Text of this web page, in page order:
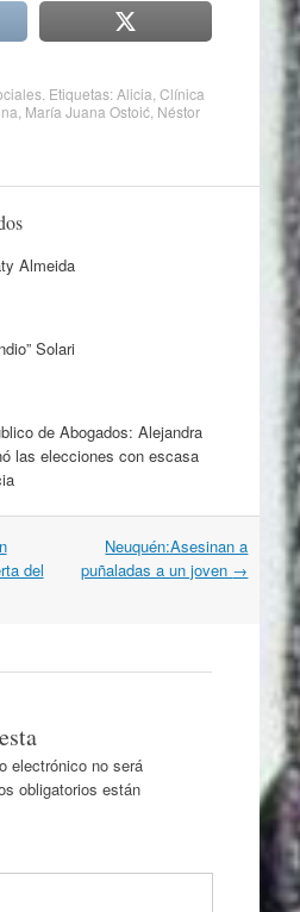
. Etiquetas:Alicia Clínica
María Juana Ostoić, Néstor
Almeida
Solari
de Abogados: Alejandra
las elecciones con escasa
del
Neuquén:Asesinan a
puñaladas a un joven →
electrónico no será
obligatorios están